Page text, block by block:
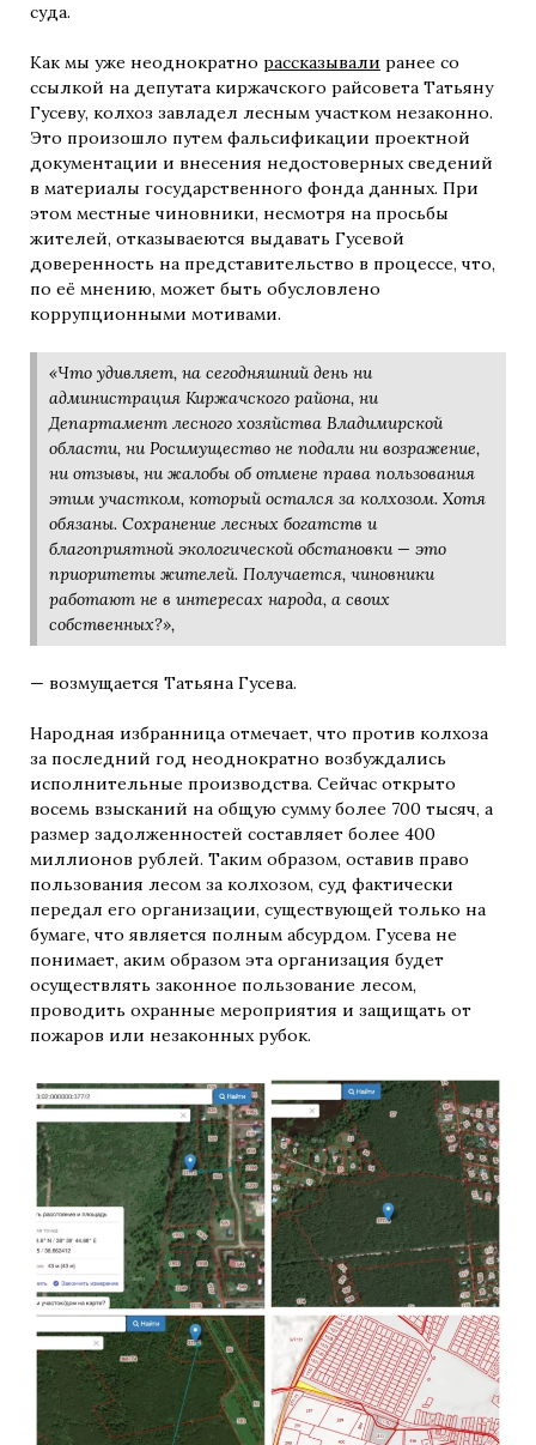
суда.
Как мы уже неоднократно рассказывали ранее со
ссылкой на депутата киржачского райсовета Татьяну
Гусеву, колхоз завладел лесным участком незаконно.
Это произошло путем фальсификации проектной
документации и внесения недостоверных сведений
в материалы государственного фонда данных. При
этом местные чиновники, несмотря на просьбы
жителей, отказываеются выдавать Гусевой
доверенность на представительство в процессе, что,
по её мнению, может быть обусловлено
коррупционными мотивами.
«Что удивляет, на сегодняшний день ни
администрация Киржачского района, ни
Департамент лесного хозяйства Владимирской
области, ни Росимущество не подали ни возражение,
ни отзывы, ни жалобы об отмене права пользования
этим участком, который остался за колхозом. Хотя
обязаны. Сохранение лесных богатств и
благоприятной экологической обстановки — это
приоритеты жителей. Получается, чиновники
работают не в интересах народа, а своих
собственных?»,
— возмущается Татьяна Гусева.
Народная избранница отмечает, что против колхоза
за последний год неоднократно возбуждались
исполнительные производства. Сейчас открыто
восемь взысканий на общую сумму более 700 тысяч, а
размер задолженностей составляет более 400
миллионов рублей. Таким образом, оставив право
пользования лесом за колхозом, суд фактически
передал его организации, существующей только на
бумаге, что является полным абсурдом. Гусева не
понимает, аким образом эта организация будет
осуществлять законное пользование лесом,
проводить охранные мероприятия и защищать от
пожаров или незаконных рубок.